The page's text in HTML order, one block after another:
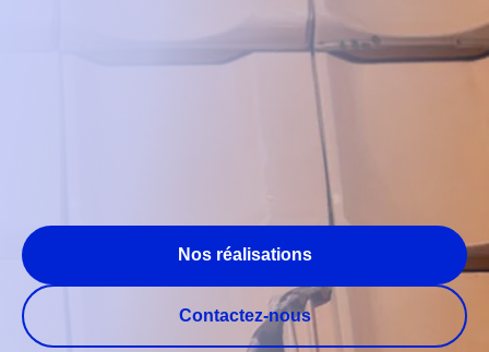
Nos réalisations
Contactez-nous